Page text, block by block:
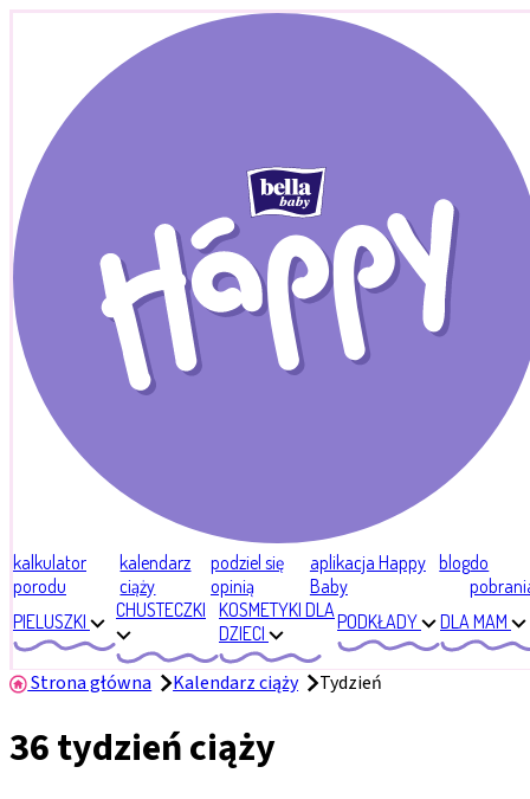
kalkulator
porodu
kalendarz
ciąży
podziel się
opinią
aplikacja Happy
Baby
blogdo
PIELUSZKI
CHUSTECZKI KOSMETYKI DLA
DZIECI
PODKŁADY DLA MAM
Strona główna Kalendarz ciąży Tydzień
36 tydzień ciąży